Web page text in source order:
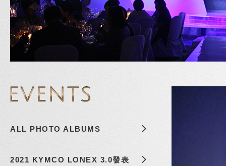
ALL PHOTO ALBUMS
2021 KYMCO LONEX 3.0發表